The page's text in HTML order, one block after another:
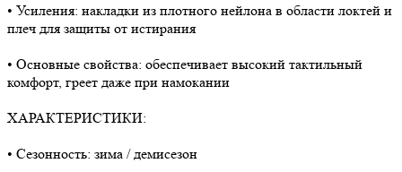
• Усиления: накладки из плотного нейлона в области локтей и
плеч для защиты от истирания
• Основные свойства: обеспечивает высокий тактильный
комфорт, греет даже при намокании
ХАРАКТЕРИСТИКИ:
• Сезонность: зима / демисезон